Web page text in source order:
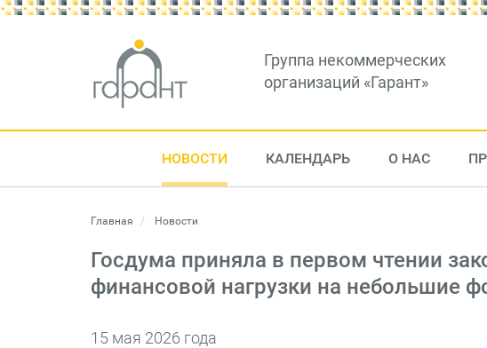
Группа некоммерческих
организаций «Гарант»
НОВОСТИ КАЛЕНДАРЬ О НАС
Главная Новости
Госдума приняла в первом чтении
финансовой нагрузки на небольшие
15 мая 2026 года